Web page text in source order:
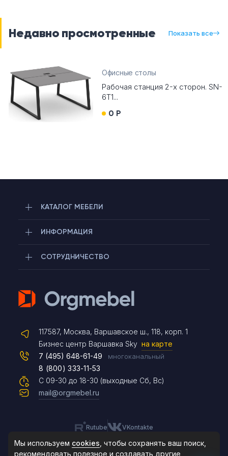
Недавно просмотренные Показать все
Офисные столы
Рабочая станция 2-х сторон. SN-
6T1...
0 Р
КАТАЛОГ МЕБЕЛИ
ИНФОРМАЦИЯ
СОТРУДНИЧЕСТВО
117587, Москва, Варшавское ш., 118, корп. 1
Бизнес центр Варшавка Sky на карте
С 09-30 до 18-30 (выходные Сб, Вс)
7 (495) 648-61-49 многоканальный
8 (800) 333-11-53
mail@orgmebel.ru
Rutube VKontakte
Telegram
Max
Чат на сайте
8 (495) 183-47-87
По будням с 09:30 до 18:30
Мы используем cookies , чтобы сохранять ваш поиск,
рекомендовать полезное и создавать другие